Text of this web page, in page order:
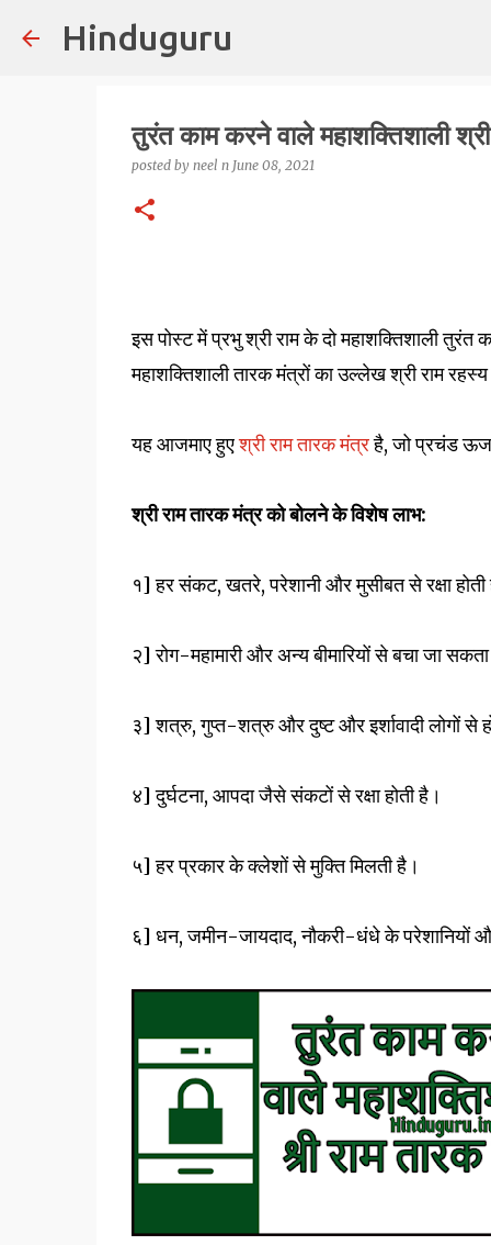
Hinduguru
तुरंत काम करने वाले महाशक्तिशाली
posted by neel n June 08, 2021
इस पोस्ट में प्रभु श्री राम के दो महाशक्तिशाली तुरंत
महाशक्तिशाली तारक मंत्रों का उल्लेख श्री राम
यह आजमाए हुएश्री राम तारक मंत्रहै, जो प्रचंड
श्री राम तारक मंत्र को बोलने के विशेष लाभ:
१] हर संकट, खतरे, परेशानी और मुसीबत से रक्षा होती
२] रोग-महामारी और अन्य बीमारियों से बचा जा
३] शत्रु, गुप्त-शत्रु और दुष्ट और इर्शावादी लोगों से
४] दुर्घटना, आपदा जैसे संकटों से रक्षा होती है।
५] हर प्रकार के क्लेशों से मुक्ति मिलती है।
६] धन, जमीन-जायदाद, नौकरी-धंधे के परेशानियों